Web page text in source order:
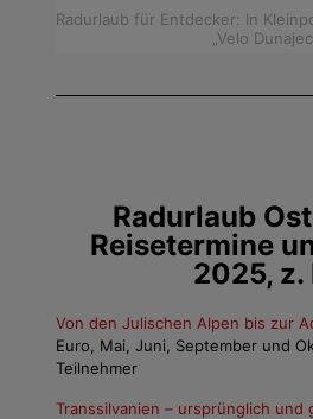
Radurlaub für Entdecker: In
„Velo
Radurlaub
Reisetermine
2025, z.
Von den Julischen Alpen bis zur
Euro, Mai, Juni, September und
Teilnehmer
Transsilvanien – ursprünglich und